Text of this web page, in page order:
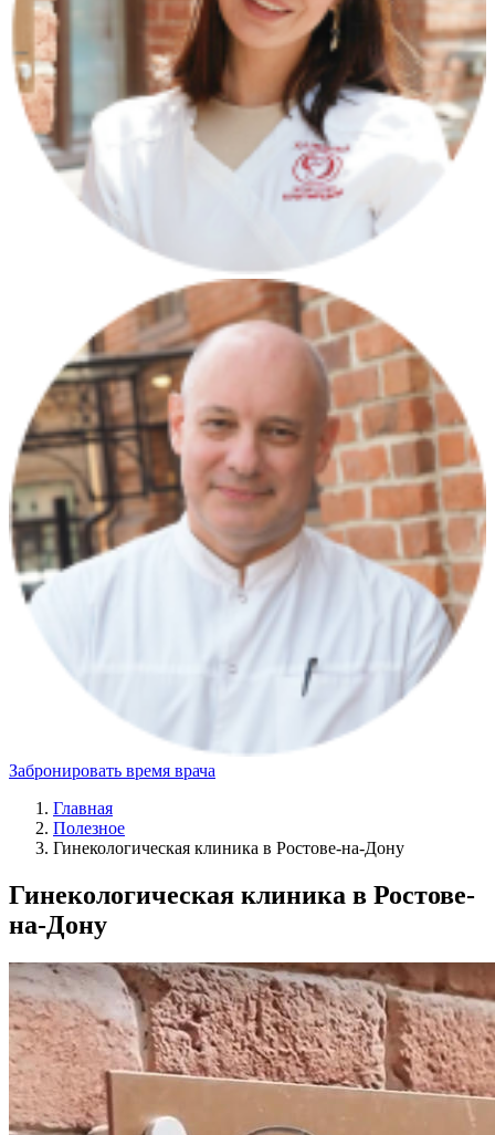
Забронировать время врача
Главная
Полезное
Гинекологическая клиника в Ростове-на-Дону
Гинекологическая клиника в Ростове-
на-Дону